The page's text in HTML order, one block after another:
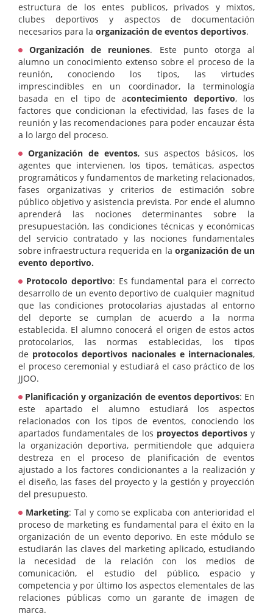
estructura de los entes publicos, privados y mixtos,
clubes deportivos y aspectos de documentación
necesarios para la organización de eventos deportivos.
Organización de reuniones. Este punto otorga al
alumno un conocimiento extenso sobre el proceso de la
reunión, conociendo los tipos, las virtudes
imprescindibles en un coordinador, la terminología
basada en el tipo de acontecimiento deportivo, los
factores que condicionan la efectividad, las fases de la
reunión y las recomendaciones para poder encauzar ésta
a lo largo del proceso.
Organización de eventos, sus aspectos básicos, los
agentes que intervienen, los tipos, temáticas, aspectos
programáticos y fundamentos de marketing relacionados,
fases organizativas y criterios de estimación sobre
público objetivo y asistencia prevista. Por ende el alumno
aprenderá las nociones determinantes sobre la
presupuestación, las condiciones técnicas y económicas
del servicio contratado y las nociones fundamentales
sobre infraestructura requerida en la organización de un
evento deportivo.
Protocolo deportivo: Es fundamental para el correcto
desarrollo de un evento deportivo de cualquier magnitud
que las condiciones protocolarias ajustadas al entorno
del deporte se cumplan de acuerdo a la norma
establecida. El alumno conocerá el origen de estos actos
protocolarios, las normas establecidas, los tipos
de protocolos deportivos nacionales e internacionales,
el proceso ceremonial y estudiará el caso práctico de los
JJOO.
Planificación y organización de eventos deportivos: En
este apartado el alumno estudiará los aspectos
relacionados con los tipos de eventos, conociendo los
apartados fundamentales de los proyectos deportivosy
la organización deportiva, permitiendole que adquiera
destreza en el proceso de planificación de eventos
ajustado a los factores condicionantes a la realización y
el diseño, las fases del proyecto y la gestión y proyección
del presupuesto.
Marketing: Tal y como se explicaba con anterioridad el
proceso de marketing es fundamental para el éxito en la
organización de un evento deporivo. En este módulo se
estudiarán las claves del marketing aplicado, estudiando
la necesidad de la relación con los medios de
comunicación, el estudio del público, espacio y
competencia y por último los aspectos elementales de las
relaciones públicas como un garante de imagen de
marca.